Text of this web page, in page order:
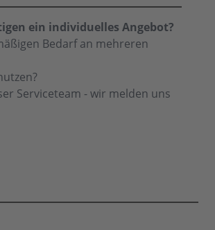
ein individuelles Angebot?
Bedarf an mehreren
Serviceteam - wir melden uns